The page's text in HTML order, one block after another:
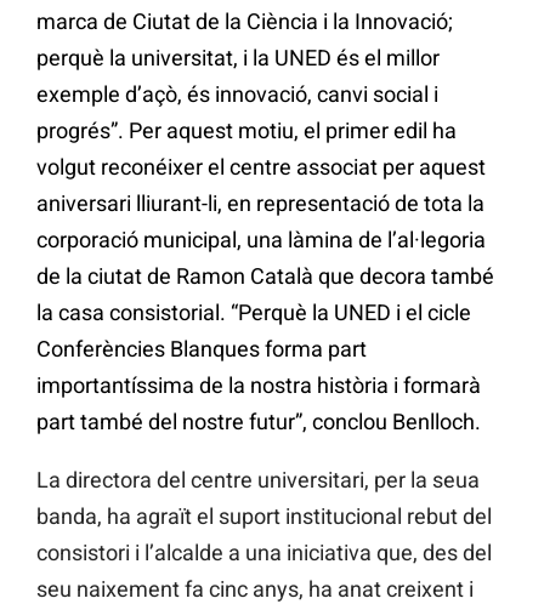
marca de Ciutat de la Ciència i la Innovació;
perquè la universitat, i la UNED és el millor
exemple d’açò, és innovació, canvi social i
progrés”. Per aquest motiu, el primer edil ha
volgut reconéixer el centre associat per aquest
aniversari lliurant-li, en representació de tota la
corporació municipal, una làmina de l’al·legoria
de la ciutat de Ramon Català que decora també
la casa consistorial. “Perquè la UNED i el cicle
Conferències Blanques forma part
importantíssima de la nostra història i formarà
part també del nostre futur”, conclou Benlloch.
La directora del centre universitari, per la seua
banda, ha agraït el suport institucional rebut del
consistori i l’alcalde a una iniciativa que, des del
seu naixement fa cinc anys, ha anat creixent i